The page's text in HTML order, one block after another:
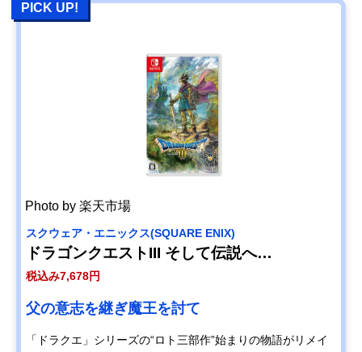
PICK UP!
Photo by 楽天市場
スクウェア・エニックス(SQUARE ENIX)
ドラゴンクエストIII そして伝説へ…
税込み7,678円
父の意志を継ぎ魔王を討て
「ドラクエ」シリーズの“ロト三部作”始まりの物語がリメイ